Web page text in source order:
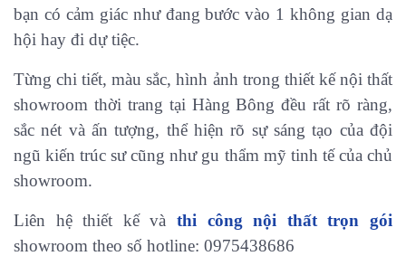
bạn có cảm giác như đang bước vào 1 không gian dạ
hội hay đi dự tiệc.
Từng chi tiết, màu sắc, hình ảnh trong thiết kế nội thất
showroom thời trang tại Hàng Bông đều rất rõ ràng,
sắc nét và ấn tượng, thể hiện rõ sự sáng tạo của đội
ngũ kiến trúc sư cũng như gu thẩm mỹ tinh tế của chủ
showroom.
Liên hệ thiết kế và thi công nội thất trọn gói
showroom theo số hotline: 0975438686